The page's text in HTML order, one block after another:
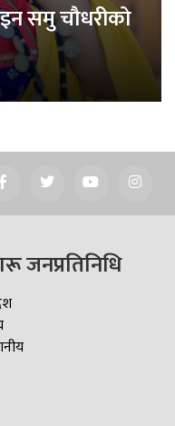
समु चौधरीको
जनप्रतिनिधि